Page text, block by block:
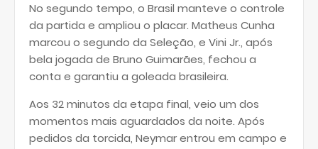
No segundo tempo, o Brasil manteve o controle
da partida e ampliou o placar. Matheus Cunha
marcou o segundo da Seleção, e Vini Jr., após
bela jogada de Bruno Guimarães, fechou a
conta e garantiu a goleada brasileira.
Aos 32 minutos da etapa final, veio um dos
momentos mais aguardados da noite. Após
pedidos da torcida, Neymar entrou em campo e